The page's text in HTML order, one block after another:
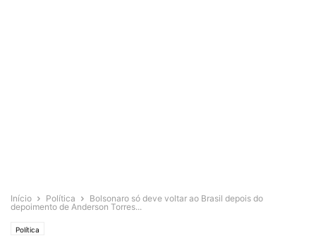
Início Política
Bolsonaro só deve voltar ao Brasil depois do
depoimento de Anderson Torres...
Política